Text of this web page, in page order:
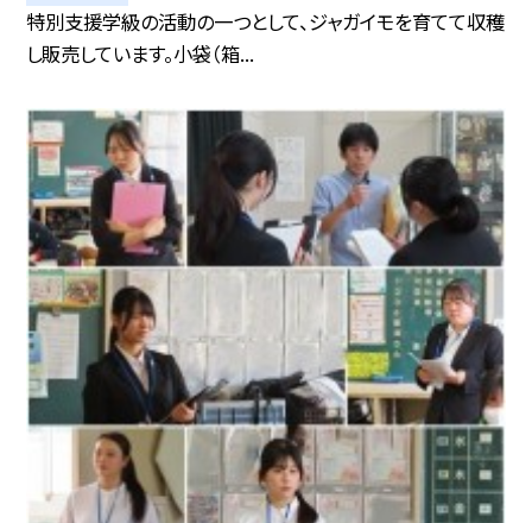
特別支援学級の活動の一つとして、ジャガイモを育てて収穫
し販売しています。小袋（箱...